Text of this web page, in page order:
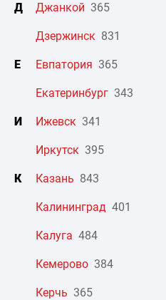
Д Джанкой 365
Дзержинск 831
Е Евпатория 365
Екатеринбург 343
И Ижевск 341
Иркутск 395
К Казань 843
Калининград 401
Калуга 484
Кемерово 384
Керчь 365